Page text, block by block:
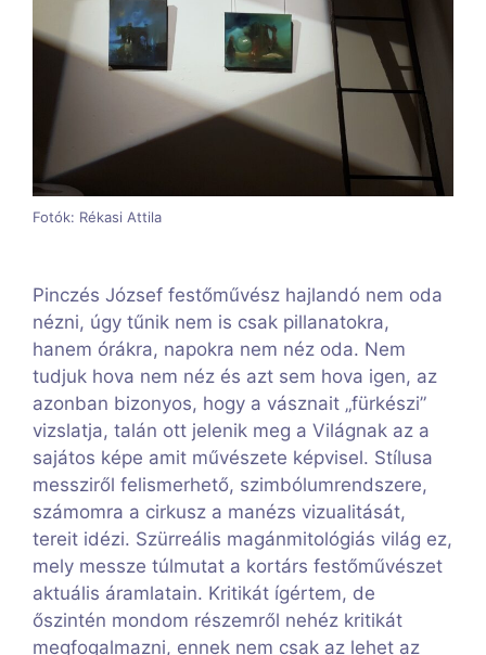
Fotók: Rékasi Attila
Pinczés József festőművész hajlandó nem oda
nézni, úgy tűnik nem is csak pillanatokra,
hanem órákra, napokra nem néz oda. Nem
tudjuk hova nem néz és azt sem hova igen, az
azonban bizonyos, hogy a vásznait „fürkészi”
vizslatja, talán ott jelenik meg a Világnak az a
sajátos képe amit művészete képvisel. Stílusa
messziről felismerhető, szimbólumrendszere,
számomra a cirkusz a manézs vizualitását,
tereit idézi. Szürreális magánmitológiás világ ez,
mely messze túlmutat a kortárs festőművészet
aktuális áramlatain. Kritikát ígértem, de
őszintén mondom részemről nehéz kritikát
megfogalmazni, ennek nem csak az lehet az